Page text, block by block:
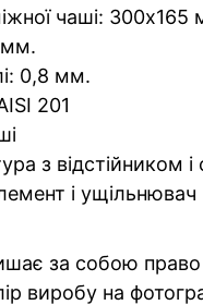
чаші: 300x165
мм.
0,8 мм.
201
з відстійником і
і ущільнювач
за собою право
виробу на